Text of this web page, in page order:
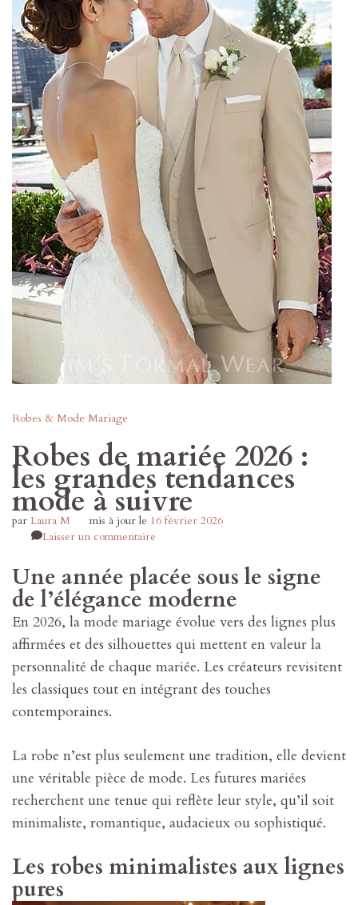
Robes & Mode Mariage
Robes de mariée 2026 :
les grandes tendances
mode à suivre
par Laura M mis à jour le 16 février 2026
Laisser un commentairesur
mariée
2026
les
grandes
tendances
à
Une année placée sous le signe
de l’élégance moderne
En 2026, la mode mariage évolue vers des lignes plus
affirmées et des silhouettes qui mettent en valeur la
personnalité de chaque mariée. Les créateurs revisitent
les classiques tout en intégrant des touches
contemporaines.
La robe n’est plus seulement une tradition, elle devient
une véritable pièce de mode. Les futures mariées
recherchent une tenue qui reflète leur style, qu’il soit
minimaliste, romantique, audacieux ou sophistiqué.
Les robes minimalistes aux lignes
pures